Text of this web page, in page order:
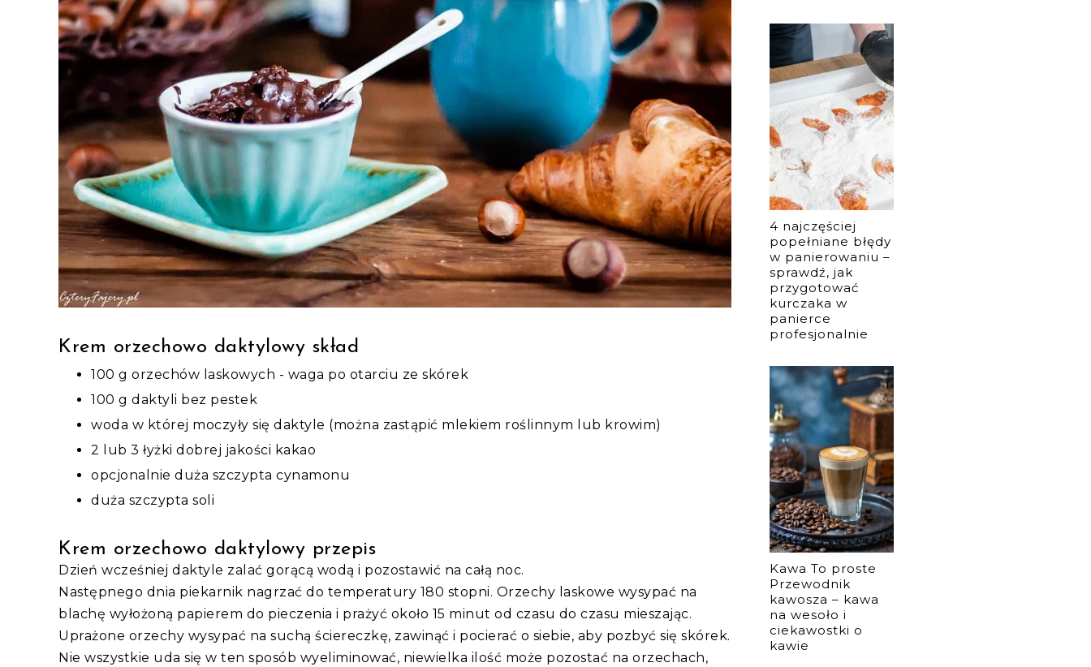
Krem orzechowo daktylowy skład
100 g orzechów laskowych - waga po otarciu ze skórek
100 g daktyli bez pestek
woda w której moczyły się daktyle (można zastąpić mlekiem roślinnym lub krowim)
2 lub 3 łyżki dobrej jakości kakao
opcjonalnie duża szczypta cynamonu
duża szczypta soli
Krem orzechowo daktylowy przepis
Dzień wcześniej daktyle zalać gorącą wodą i pozostawić na całą noc.
Następnego dnia piekarnik nagrzać do temperatury 180 stopni. Orzechy laskowe wysypać na
blachę wyłożoną papierem do pieczenia i prażyć około 15 minut od czasu do czasu mieszając.
Uprażone orzechy wysypać na suchą ściereczkę, zawinąć i pocierać o siebie, aby pozbyć się skórek.
Nie wszystkie uda się w ten sposób wyeliminować, niewielka ilość może pozostać na orzechach,
4 najczęściej
popełniane błędy
w panierowaniu –
sprawdź, jak
przygotować
kurczaka w
panierce
profesjonalnie
Kawa To proste
Przewodnik
kawosza – kawa
na wesoło i
ciekawostki o
kawie